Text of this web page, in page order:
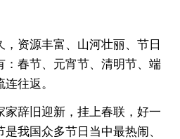
资源丰富、山河壮丽、节日
：春节、元宵节、清明节、端
往返。
辞旧迎新，挂上春联，好一
我国众多节日当中最热闹、